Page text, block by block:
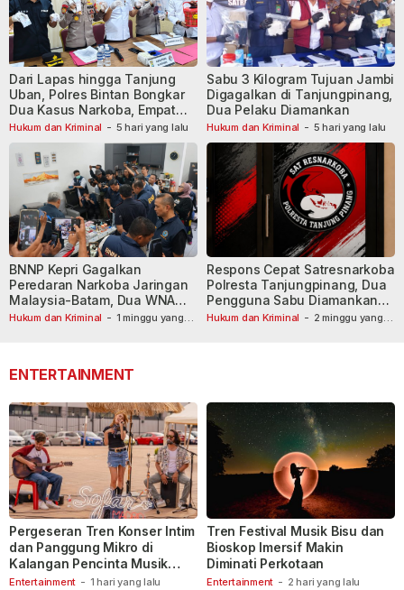
Hukum dan Kriminal - 5 hari yang lalu
Dari Lapas hingga Tanjung
Uban, Polres Bintan Bongkar
Dua Kasus Narkoba, Empat
Tersangka Dibekuk
Hukum dan Kriminal - 5 hari yang lalu
Sabu 3 Kilogram Tujuan Jambi
Digagalkan di Tanjungpinang,
Dua Pelaku Diamankan
Hukum dan Kriminal - 1 minggu yang
BNNP Kepri Gagalkan
Peredaran Narkoba Jaringan
Malaysia-Batam, Dua WNA
Masih Diburu
Hukum dan Kriminal - 2 minggu yang
Respons Cepat Satresnarkoba
Polresta Tanjungpinang, Dua
Pengguna Sabu Diamankan
Usai Dilaporkan ke Call Center
ENTERTAINMENT
Entertainment - 1 hari yang lalu
Pergeseran Tren Konser Intim
dan Panggung Mikro di
Kalangan Pencinta Musik
Indonesia
Entertainment - 2 hari yang lalu
Tren Festival Musik Bisu dan
Bioskop Imersif Makin
Diminati Perkotaan